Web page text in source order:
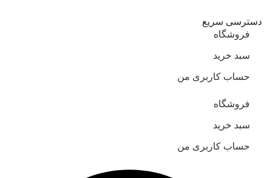
دسترسی سریع
فروشگاه
سبد خرید
حساب کاربری من
فروشگاه
سبد خرید
حساب کاربری من